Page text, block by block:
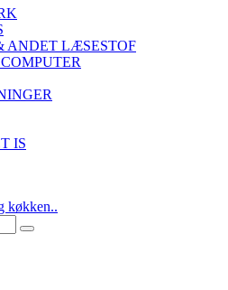
ANDET LÆSESTOF
IS
køkken..